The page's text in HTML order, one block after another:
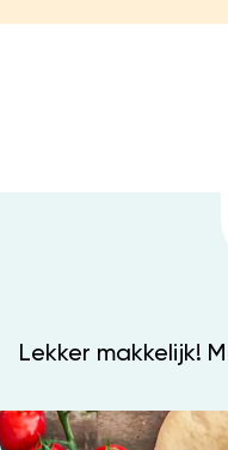
Lekker makkelijk!